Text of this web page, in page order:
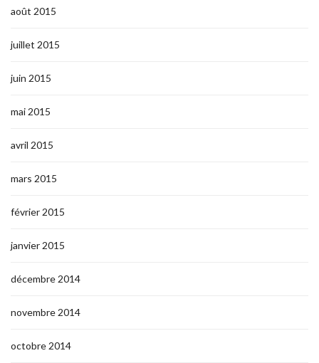
août 2015
juillet 2015
juin 2015
mai 2015
avril 2015
mars 2015
février 2015
janvier 2015
décembre 2014
novembre 2014
octobre 2014